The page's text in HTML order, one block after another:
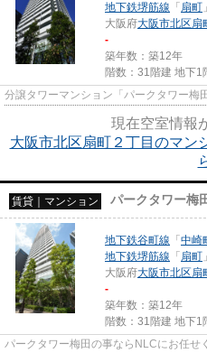
地下鉄堺筋線 「 扇町
大阪府大阪市北区扇
-
築年数：築12年
階数：31階建 地下1
分譲タワーマンション「パークタワー梅
現在空室情報
大阪市北区扇町２丁目のマン
賃貸｜マンション パークタワー梅
地下鉄谷町線 「 中崎
地下鉄堺筋線 「 扇町
大阪府大阪市北区扇
-
築年数：築12年
階数：31階建 地下1
パークタワー梅田の事ならNLCにお任せ